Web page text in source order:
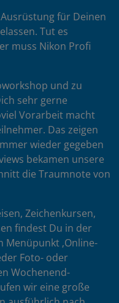
für Deinen
Tut es
muss Nikon Profi
und zu
sehr gerne
Vorarbeit macht
Das zeigen
wieder gegeben
bekamen unsere
die Traumnote von
Zeichenkursen,
findest Du in der
Menüpunkt ‚Online-
Foto- oder
Wochenend-
wir eine große